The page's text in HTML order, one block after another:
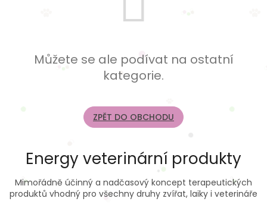
Můžete se ale podívat na ostatní
kategorie.
ZPĚT DO OBCHODU
Energy veterinární produkty
Mimořádně účinný a nadčasový koncept terapeutických
produktů vhodný pro všechny druhy zvířat, laiky i veterináře